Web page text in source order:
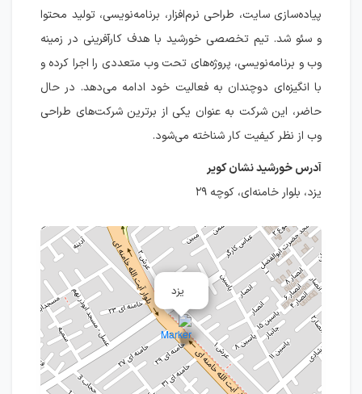
پیاده‌سازی سایت، طراحی نرم‌افزار، برنامه‌نویسی، تولید محتوا
و سئو شد. تیم تخصصی خورشید با هدف کارآفرینی در زمینه
وب و برنامه‌نویسی، پروژه‌های تحت وب متعددی را اجرا کرده و
با انگیزه‌ای دوچندان به فعالیت خود ادامه می‌دهد. در حال
حاضر، این شرکت به عنوان یکی از برترین شرکت‌های طراحی
وب از نظر کیفیت کار شناخته می‌شود.
آدرس خورشید نشان کویر
یزد، بلوار خامنه‌ای، کوچه ۲۹
یزد